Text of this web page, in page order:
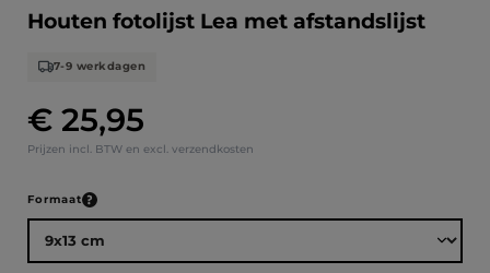
Houten fotolijst Lea met afstandslijst
Normale prijs:
€ 25,95
Prijzen incl. BTW en excl. verzendkosten
7-9 werkdagen
Selecteer
Formaat